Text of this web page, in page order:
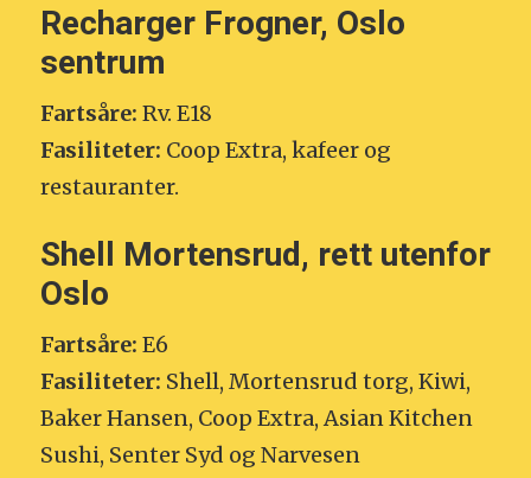
Recharger Frogner, Oslo
sentrum
Fartsåre: Rv. E18
Fasiliteter: Coop Extra, kafeer og
restauranter.
Shell Mortensrud, rett utenfor
Oslo
Fartsåre: E6
Fasiliteter: Shell, Mortensrud torg, Kiwi,
Baker Hansen, Coop Extra, Asian Kitchen
Sushi, Senter Syd og Narvesen